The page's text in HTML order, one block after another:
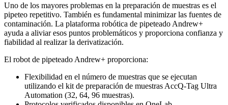
Uno de los mayores problemas en la preparación de muestras es el
pipeteo repetitivo. También es fundamental minimizar las fuentes de
contaminación. La plataforma robótica de pipeteado Andrew+
ayuda a aliviar esos puntos problemáticos y proporciona confianza y
fiabilidad al realizar la derivatización.
El robot de pipeteado Andrew+ proporciona:
Flexibilidad en el número de muestras que se ejecutan
utilizando el kit de preparación de muestras AccQ-Tag Ultra
Automation (32, 64, 96 muestras).